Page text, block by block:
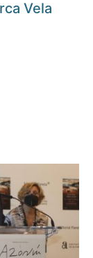
Vela